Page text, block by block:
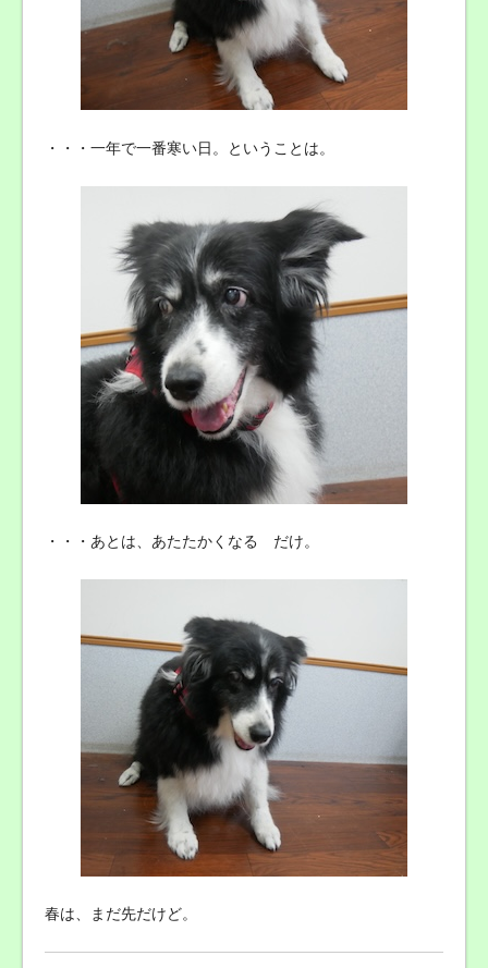
・・・一年で一番寒い日。ということは。
・・・あとは、あたたかくなる だけ。
春は、まだ先だけど。